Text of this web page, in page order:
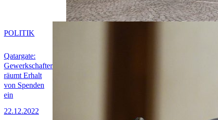
Qatargate:
Gewerkschafter
räumt Erhalt
von Spenden
ein
22.12.2022
POLITIK